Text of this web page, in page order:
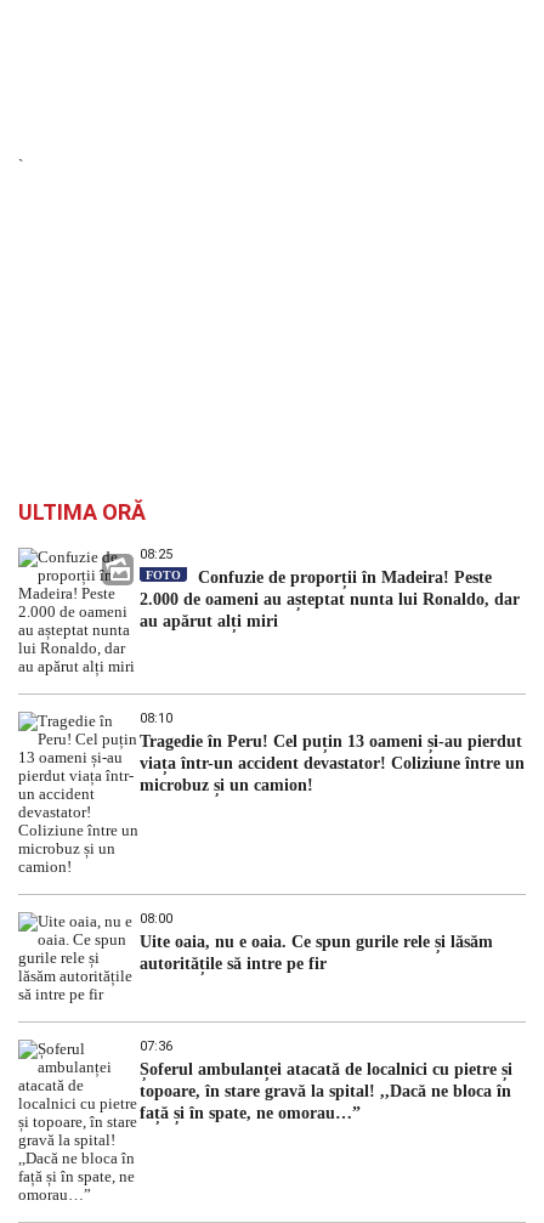
`
ULTIMA ORĂ
08:25
FOTO
Confuzie de proporții în Madeira! Peste
2.000 de oameni au așteptat nunta lui Ronaldo, dar
au apărut alți miri
08:10
Tragedie în Peru! Cel puțin 13 oameni și-au pierdut
viața într-un accident devastator! Coliziune între un
microbuz și un camion!
08:00
Uite oaia, nu e oaia. Ce spun gurile rele și lăsăm
autoritățile să intre pe fir
07:36
Șoferul ambulanței atacată de localnici cu pietre și
topoare, în stare gravă la spital! ,,Dacă ne bloca în
față și în spate, ne omorau…”